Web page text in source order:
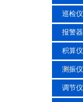
巡检仪
报警器
积算仪
测振仪
调节仪